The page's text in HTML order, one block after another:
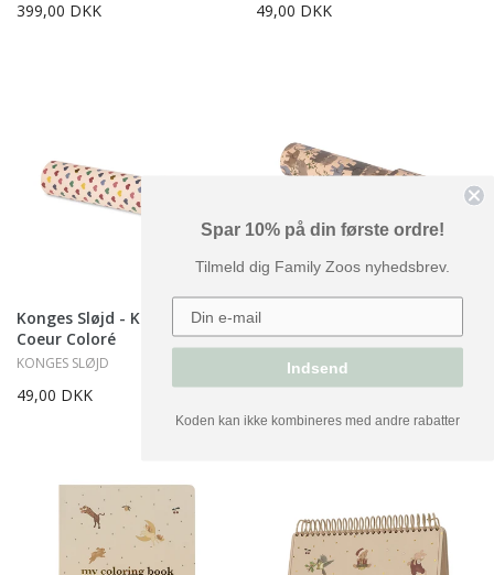
399,00 DKK 49,00 DKK
Konges Sløjd - Kaleidoskop -
Coeur Coloré
KONGES SLØJD
49,00 DKK
Konges Sløjd - Kaleidoskop -
Safari
KONGES SLØJD
Spar 10% på din første ordre!
Tilmeld dig Family Zoos nyhedsbrev.
Indsend
Koden kan ikke kombineres med andre rabatter